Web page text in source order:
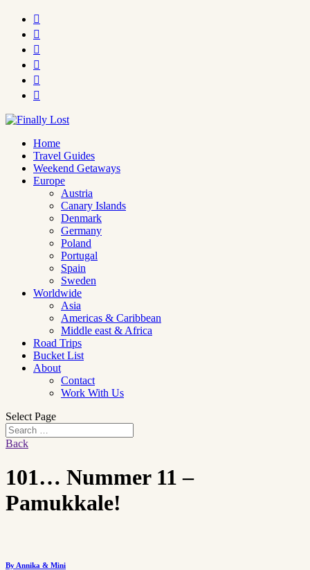






Home
Travel Guides
Weekend Getaways
Europe
Austria
Canary Islands
Denmark
Germany
Poland
Portugal
Spain
Sweden
Worldwide
Asia
Americas & Caribbean
Middle east & Africa
Road Trips
Bucket List
About
Contact
Work With Us
Select Page
Back
101… Nummer 11 –
Pamukkale!
By Annika & Mini